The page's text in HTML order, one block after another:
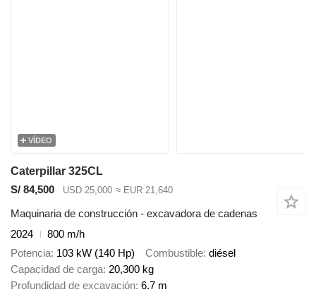
VÍDEO
Caterpillar 325CL
S/ 84,500
USD 25,000 ≈ EUR 21,640
Maquinaria de construcción - excavadora de cadenas
2024
800 m/h
Potencia 103 kW (140 Hp) Combustible diésel
Capacidad de carga 20,300 kg
Profundidad de excavación 6.7 m